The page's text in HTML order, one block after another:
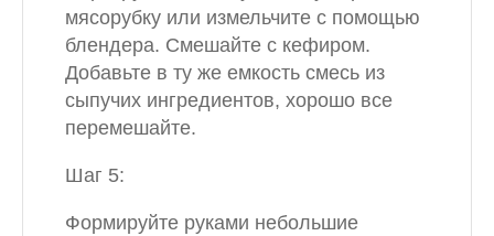
мясорубку или измельчите с помощью
блендера. Смешайте с кефиром.
Добавьте в ту же емкость смесь из
сыпучих ингредиентов, хорошо все
перемешайте.
Шаг 5:
Формируйте руками небольшие